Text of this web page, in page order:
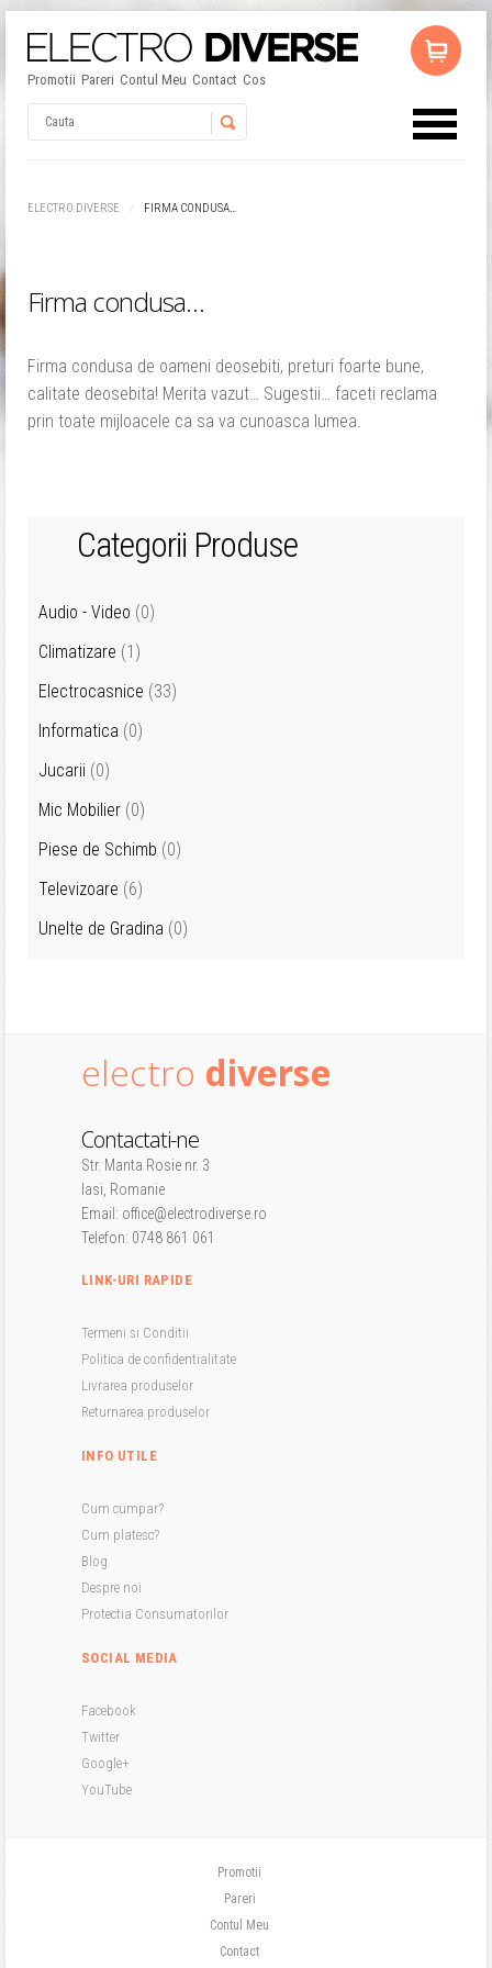
Promotii Pareri Contul Meu Contact Cos
ELECTRO DIVERSE FIRMA CONDUSA…
Firma condusa…
Firma condusa de oameni deosebiti, preturi foarte bune,
calitate deosebita! Merita vazut… Sugestii… faceti reclama
prin toate mijloacele ca sa va cunoasca lumea.
Categorii Produse
Audio - Video (0)
Climatizare (1)
Electrocasnice (33)
Informatica (0)
Jucarii (0)
Mic Mobilier (0)
Piese de Schimb (0)
Televizoare (6)
Unelte de Gradina (0)
electro diverse
Contactati-ne
Str. Manta Rosie nr. 3
Iasi, Romanie
Email: office@electrodiverse.ro
Telefon: 0748 861 061
LINK-URI RAPIDE
Termeni si Conditii
Politica de confidentialitate
Livrarea produselor
Returnarea produselor
INFO UTILE
Cum cumpar?
Cum platesc?
Blog
Despre noi
Protectia Consumatorilor
SOCIAL MEDIA
Facebook
Twitter
Google+
YouTube
Promotii
Pareri
Contul Meu
Contact
Username